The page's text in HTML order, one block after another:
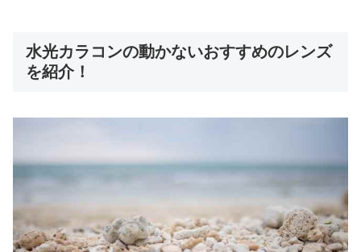
水光カラコンの動かないおすすめのレンズ
を紹介！